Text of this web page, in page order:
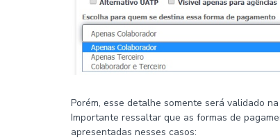
Porém, esse detalhe somente será validado
Importante ressaltar que as formas de
apresentadas nesses casos: